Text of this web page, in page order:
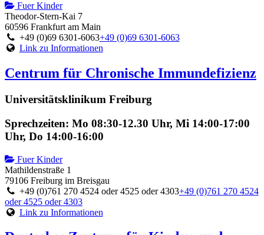
Fuer Kinder
Theodor-Stern-Kai 7
60596 Frankfurt am Main
+49 (0)69 6301-6063+49 (0)69 6301-6063
Link zu Informationen
Centrum für Chronische Immundefizienz
Universitätsklinikum Freiburg
Sprechzeiten: Mo 08:30-12.30 Uhr, Mi 14:00-17:00
Uhr, Do 14:00-16:00
Fuer Kinder
Mathildenstraße 1
79106 Freiburg im Breisgau
+49 (0)761 270 4524 oder 4525 oder 4303+49 (0)761 270 4524
oder 4525 oder 4303
Link zu Informationen